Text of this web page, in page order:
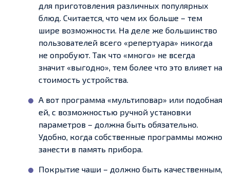
для приготовления различных популярных
блюд. Считается, что чем их больше – тем
шире возможности. На деле же большинство
пользователей всего «репертуара» никогда
не опробуют. Так что «много» не всегда
значит «выгодно», тем более что это влияет на
стоимость устройства.
А вот программа «мультиповар» или подобная
ей, с возможностью ручной установки
параметров – должна быть обязательно.
Удобно, когда собственные программы можно
занести в память прибора.
Покрытие чаши – должно быть качественным,